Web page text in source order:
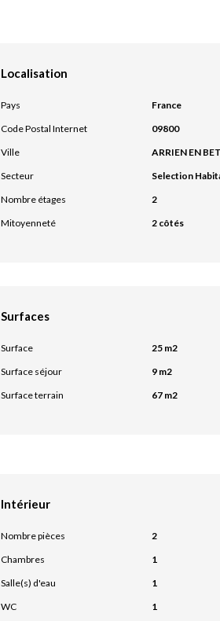
Localisation
Pays
France
Code Postal Internet
09800
Ville
ARRIEN EN
Secteur
Selection
Nombre étages
2
Mitoyenneté
2 côtés
Surfaces
Surface
25 m2
Surface séjour
9 m2
Surface terrain
67 m2
Intérieur
Nombre pièces
2
Chambres
1
Salle(s) d'eau
1
WC
1